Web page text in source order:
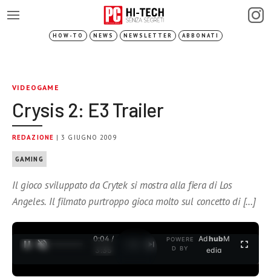
HOW-TO NEWS NEWSLETTER ABBONATI
VIDEOGAME
Crysis 2: E3 Trailer
REDAZIONE | 3 GIUGNO 2009
GAMING
Il gioco sviluppato da Crytek si mostra alla fiera di Los
Angeles. Il filmato purtroppo gioca molto sul concetto di […]
0:04 /
3:35
POWERE
D BY
AdhubM
edia